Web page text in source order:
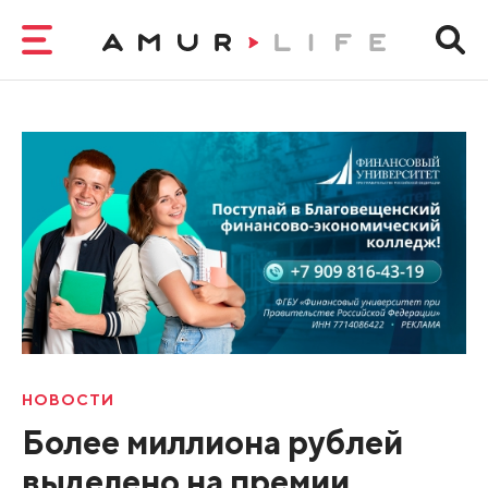
НОВОСТИ
Более миллиона рублей